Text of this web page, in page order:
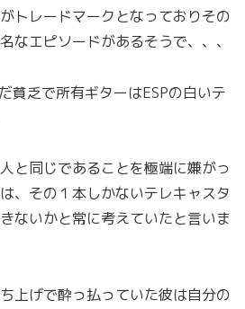
トレードマークとなっておりその
なエピソードがあるそうで、、、
貧乏で所有ギターはESPの白いテ
と同じであることを極端に嫌がっ
、その１本しかないテレキャスタ
ないかと常に考えていたと言いま
上げで酔っ払っていた彼は自分の